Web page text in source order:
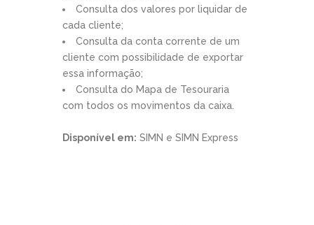
Consulta dos valores por liquidar de
cada cliente;
Consulta da conta corrente de um
cliente com possibilidade de exportar
essa informação;
Consulta do Mapa de Tesouraria
com todos os movimentos da caixa.
Disponível em: SIMN e SIMN Express